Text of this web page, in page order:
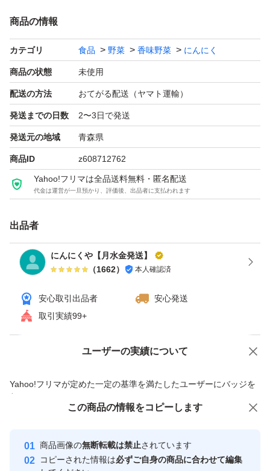
めなどの詳しいサイズ希望の方へは、選別代をプラスさせ
ていただきますのでご了承ください。
ニンニクを食べて免疫力アップしましょう★
様々な物価上昇の中、ギリギリの価格で販売しております
ので、お値下げは御遠慮くださいm(_ _)m
しております。宅急便コンパクトでの発送をご希望の方
は、申し訳ございませんが＋200円で対応させていただき
ますのでコメントください(*^^*)
引き続きご愛顧いただけますようよろしくお願いします
※多少の皮剥け、サイズがバラバラの商品である事はご了
ットする事で問題なくお使いいただけます☆
商品の情報
カテゴリ 食品 野菜 香味野菜 にんにく
商品の状態 未使用
配送の方法 おてがる配送（ヤマト運輸）
発送までの日数 2〜3日で発送
発送元の地域 青森県
商品ID z608712762
Yahoo!フリマは全品送料無料・匿名配送
代金は運営が一旦預かり、評価後、出品者に支払われます
出品者
にんにくや【月水金発送】
（1662） 本人確認済
安心取引出品者
安心発送
取引実績99+
ユーザーの実績について
Yahoo!フリマが定めた一定の基準を満たしたユーザーにバッジを
付与しています
安心取引出品者
心・安全なユーザーです
価格の相談 商品への質問
この商品の情報をコピーします
商品画像の無断転載は禁止されています
コピーされた情報は必ずご自身の商品に合わせて編集
この商品をみている人にオススメ